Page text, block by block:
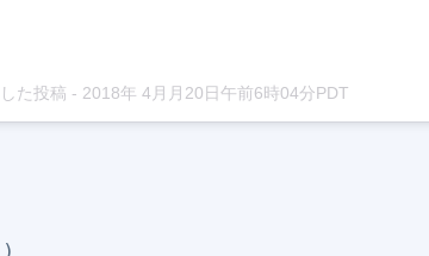
た投稿 - 2018年 4月月20日午前6時04分PDT